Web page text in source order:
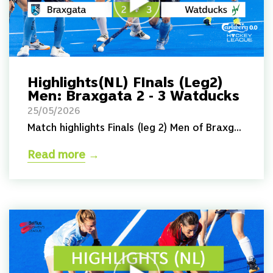
Highlights(NL) FInals (Leg2)
Men: Braxgata 2 - 3 Watducks
25/05/2026
Match highlights Finals (leg 2) Men of Braxg...
Read more →